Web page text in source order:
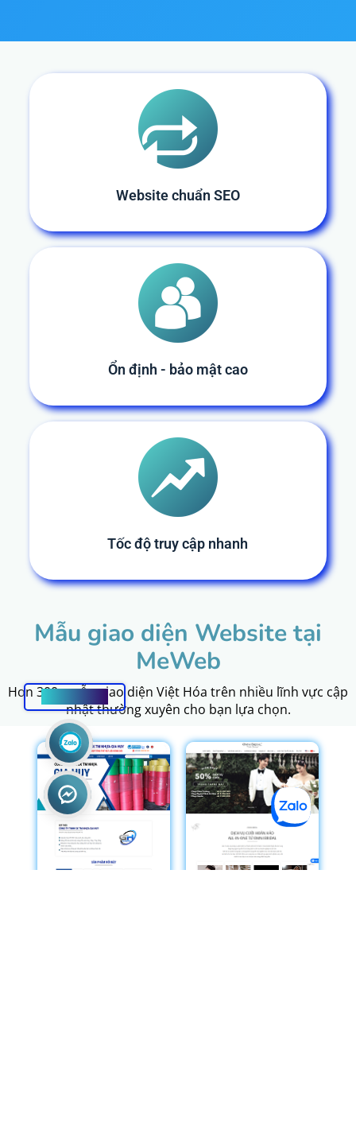
Website chuẩn SEO
Ổn định - bảo mật cao
Tốc độ truy cập nhanh
Mẫu giao diện Website tại
MeWeb
Hơn 300+ mẫu giao diện Việt Hóa trên nhiều lĩnh vực cập
nhật thường xuyên cho bạn lựa chọn.